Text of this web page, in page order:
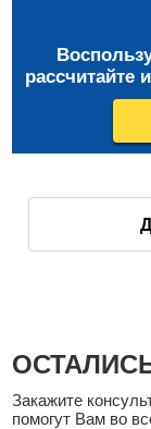
рассчитайте
Закажите
помогут Вам во